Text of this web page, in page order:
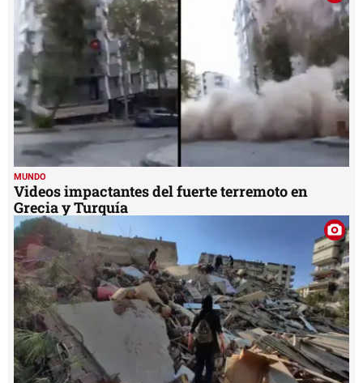
35
seconds
MUNDO
Videos impactantes del fuerte terremoto en
Grecia y Turquía